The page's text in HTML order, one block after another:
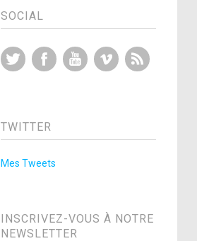
SOCIAL
Twitter FacebookYouTubeVimeo
TWITTER
Mes Tweets
INSCRIVEZ-VOUS À NOTRE
NEWSLETTER